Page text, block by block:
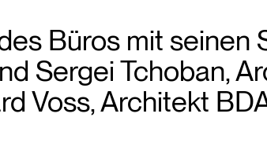
Büros mit seinen
Sergei Tchoban,
Voss, Architekt